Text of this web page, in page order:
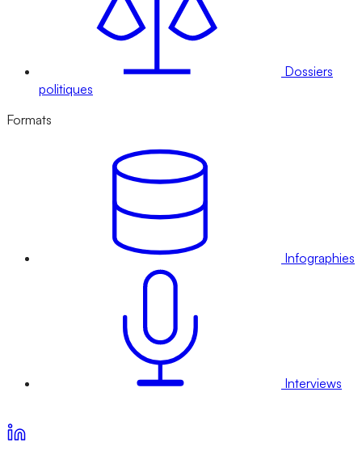
Dossiers
politiques
Formats
Infographies
Interviews